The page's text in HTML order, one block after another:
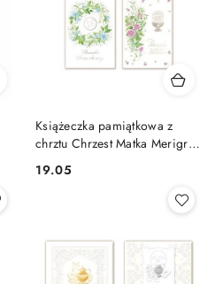
Książeczka pamiątkowa z
chrztu Chrzest Matka Merigraf
(5902221808814)
Cena:
19.05